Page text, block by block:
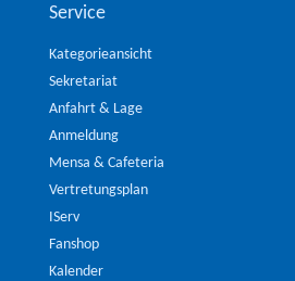
Service
Kategorieansicht
Sekretariat
Anfahrt & Lage
Anmeldung
Mensa & Cafeteria
Vertretungsplan
IServ
Fanshop
Kalender